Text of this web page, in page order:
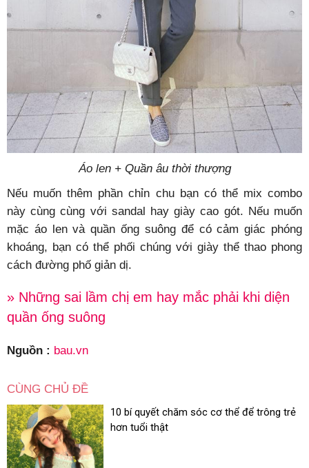
Áo len + Quần âu thời thượng
Nếu muốn thêm phần chỉn chu bạn có thể mix combo
này cùng cùng với sandal hay giày cao gót. Nếu muốn
mặc áo len và quần ống suông để có cảm giác phóng
khoáng, bạn có thể phối chúng với giày thể thao phong
cách đường phố giản dị.
» Những sai lầm chị em hay mắc phải khi diện
quần ống suông
Nguồn : bau.vn
CÙNG CHỦ ĐỀ
10 bí quyết chăm sóc cơ thể để trông trẻ
hơn tuổi thật